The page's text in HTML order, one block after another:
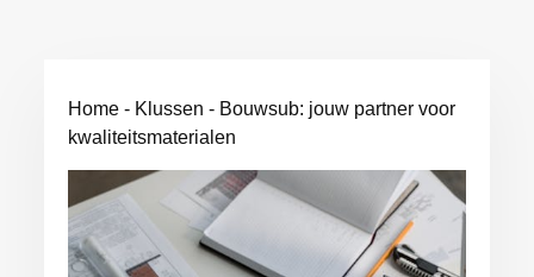
Home - Klussen - Bouwsub: jouw partner voor
kwaliteitsmaterialen